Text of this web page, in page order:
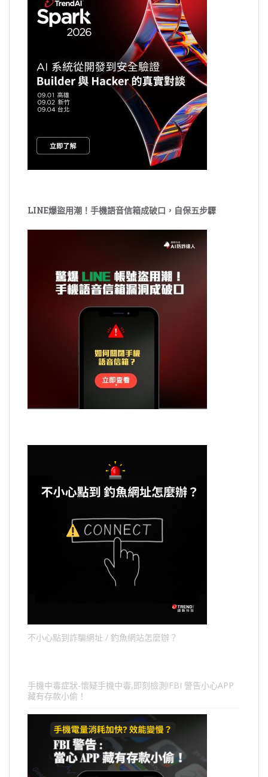
LINE爆盜用潮！手機語音信箱成破口，自保五步驟
不小心點到詐騙網址 / 釣魚網站怎麼辦？
手機中毒症狀-懷疑手機中毒,即刻檢測!FBI 警告小心APP
藏有存款小偷！